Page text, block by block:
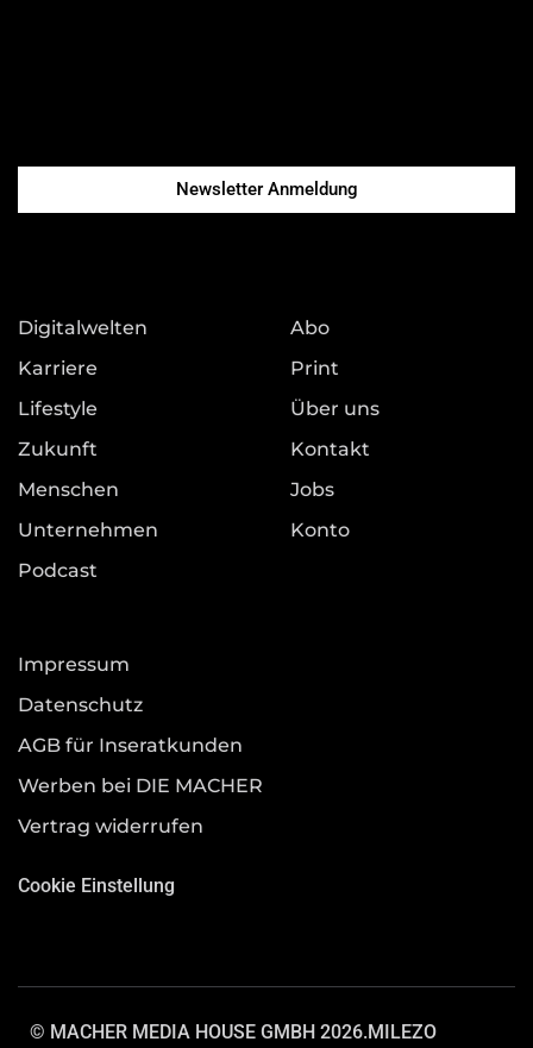
Newsletter Anmeldung
Digitalwelten
Karriere
Lifestyle
Zukunft
Menschen
Unternehmen
Podcast
Abo
Print
Über uns
Kontakt
Jobs
Konto
Impressum
Datenschutz
AGB für Inseratkunden
Werben bei DIE MACHER
Vertrag widerrufen
Cookie Einstellung
© MACHER MEDIA HOUSE GMBH 2026.MILEZO